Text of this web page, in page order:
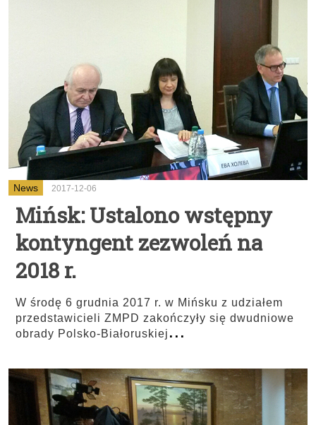
News 2017-12-06
Mińsk: Ustalono wstępny
kontyngent zezwoleń na
2018 r.
W środę 6 grudnia 2017 r. w Mińsku z udziałem
przedstawicieli ZMPD zakończyły się dwudniowe
obrady Polsko-Białoruskiej ...